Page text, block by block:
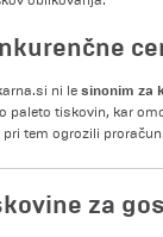
ni le sinonim za
paleto tiskovin, kar
pri tem ogrozili proračun.
za